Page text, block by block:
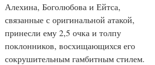
Алехина, Боголюбова и Ейтса,
связанные с оригинальной атакой,
принесли ему 2,5 очка и толпу
поклонников, восхищающихся его
сокрушительным гамбитным стилем.